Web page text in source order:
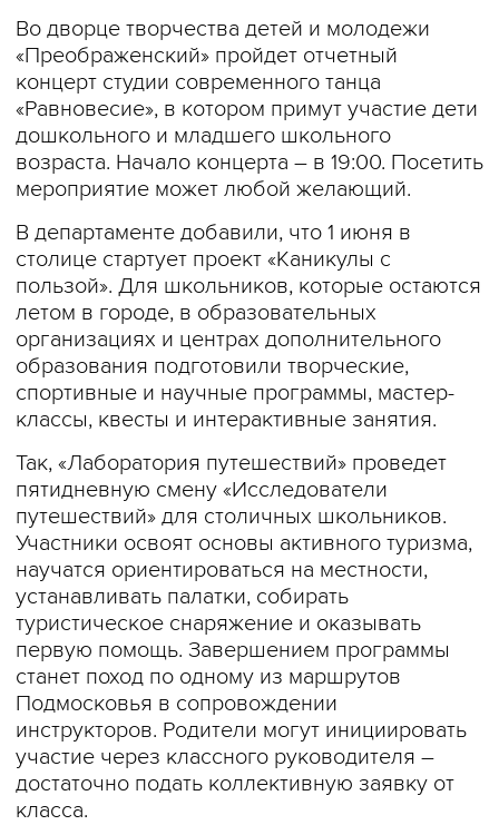
Во дворце творчества детей и молодежи
«Преображенский» пройдет отчетный
концерт студии современного танца
«Равновесие», в котором примут участие дети
дошкольного и младшего школьного
возраста. Начало концерта – в 19:00. Посетить
мероприятие может любой желающий.
В департаменте добавили, что 1 июня в
столице стартует проект «Каникулы с
пользой». Для школьников, которые остаются
летом в городе, в образовательных
организациях и центрах дополнительного
образования подготовили творческие,
спортивные и научные программы, мастер-
классы, квесты и интерактивные занятия.
Так, «Лаборатория путешествий» проведет
пятидневную смену «Исследователи
путешествий» для столичных школьников.
Участники освоят основы активного туризма,
научатся ориентироваться на местности,
устанавливать палатки, собирать
туристическое снаряжение и оказывать
первую помощь. Завершением программы
станет поход по одному из маршрутов
Подмосковья в сопровождении
инструкторов. Родители могут инициировать
участие через классного руководителя –
достаточно подать коллективную заявку от
класса.